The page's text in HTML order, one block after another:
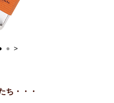
● >
ち・・・